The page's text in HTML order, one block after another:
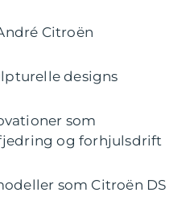
Citroën
designs
som
og forhjulsdrift
som Citroën DS